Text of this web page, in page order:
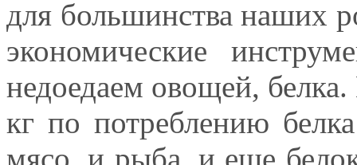
для большинства наших
экономические
недоедаем овощей,
кг по потреблению
мясо, и рыба, и еще